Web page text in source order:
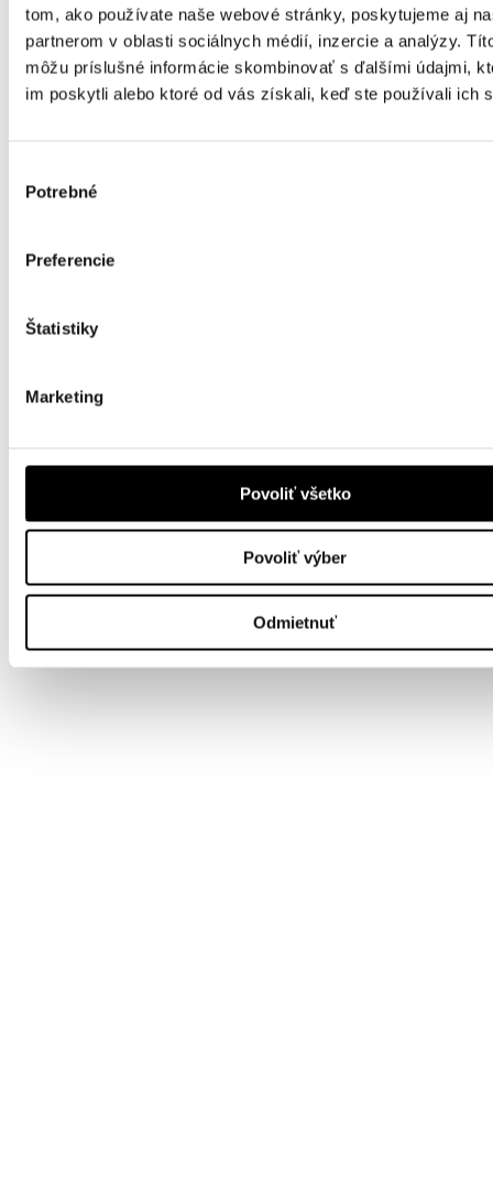
tom, ako používate naše webové stránky, poskytujeme aj
partnerom v oblasti sociálnych médií, inzercie a analýzy.
môžu príslušné informácie skombinovať s ďalšími údajmi,
im poskytli alebo ktoré od vás získali, keď ste používali ich
súhlasu
Potrebné
Preferencie
Štatistiky
Marketing
Povoliť všetko
Povoliť výber
Odmietnuť